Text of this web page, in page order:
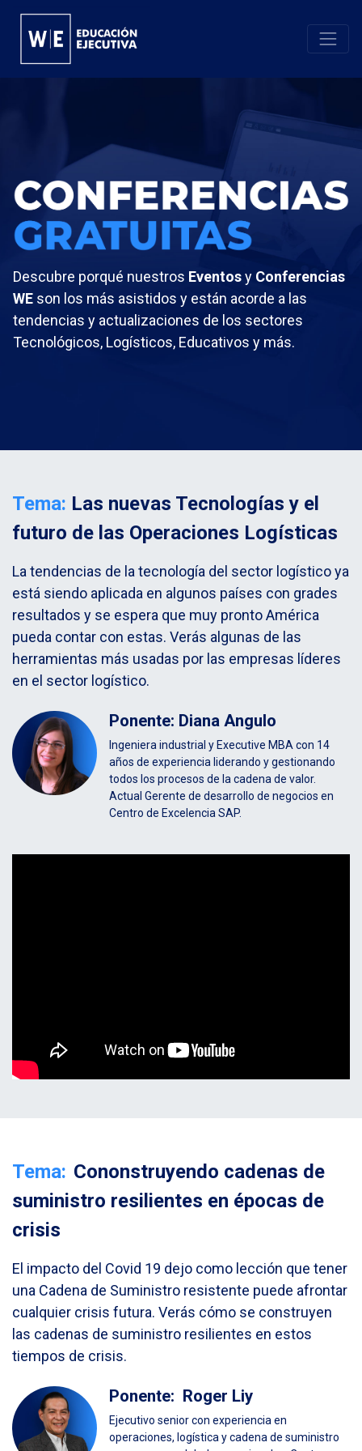
Descubre porqué nuestros Eventosy Conferencias
WE son los más asistidos y están acorde a las
tendencias y actualizaciones de los sectores
Tecnológicos, Logísticos, Educativos y más.
Tema: Las nuevas Tecnologías y el
futuro de las Operaciones Logísticas
La tendencias de la tecnología del sector logístico ya
está siendo aplicada en algunos países con grades
resultados y se espera que muy pronto América
pueda contar con estas. Verás algunas de las
herramientas más usadas por las empresas líderes
en el sector logístico.
Ponente: Diana Angulo
Ingeniera industrial y Executive MBA con 14
años de experiencia liderando y gestionando
todos los procesos de la cadena de valor.
Actual Gerente de desarrollo de negocios en
Centro de Excelencia SAP.
Tema: Cononstruyendo cadenas de
suministro resilientes en épocas de
crisis
El impacto del Covid 19 dejo como lección que tener
una Cadena de Suministro resistente puede afrontar
cualquier crisis futura. Verás cómo se construyen
las cadenas de suministro resilientes en estos
tiempos de crisis.
Ponente: Roger Liy
Ejecutivo senior con experiencia en
operaciones, logística y cadena de suministro